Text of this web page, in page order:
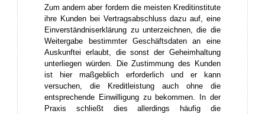
Zum andern aber fordern die meisten Kreditinstitute
ihre Kunden bei Vertragsabschluss dazu auf, eine
Einverständniserklärung zu unterzeichnen, die die
Weitergabe bestimmter Geschäftsdaten an eine
Auskunftei erlaubt, die sonst der Geheimhaltung
unterliegen würden. Die Zustimmung des Kunden
ist hier maßgeblich erforderlich und er kann
versuchen, die Kreditleistung auch ohne die
entsprechende Einwilligung zu bekommen. In der
Praxis schließt dies allerdings häufig die